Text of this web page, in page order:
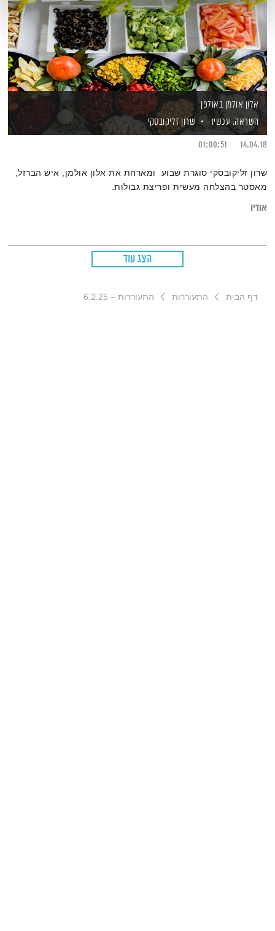
אלון אולמן באולפן
השראה. עכשיו
שרון זליקובסקי
14.04.18
01:00:51
שרון זליקובסקי סוגרת שבוע ומארחת את אלון אולמן, איש הברזל,
מאסטר בהצלחה מעשית ופריצת גבולות.
אודיו
הצג עוד
דף הבית התעוררות התעוררות – 6.2.25